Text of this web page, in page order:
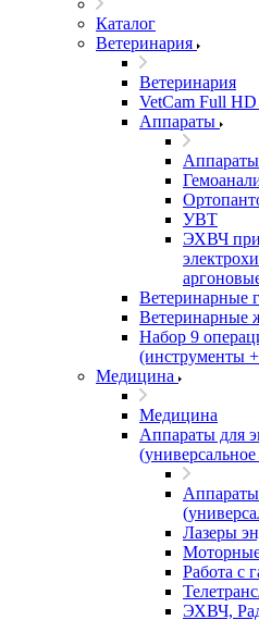
Каталог
Ветеринария
Ветеринария
VetCam Full
Аппараты
Аппараты
УВТ
ЭХВЧ
Ветеринарные
Ветеринарные
Набор 9
(инструменты
Медицина
Медицина
Аппараты для
Лазеры
Работа с
ЭХВЧ,